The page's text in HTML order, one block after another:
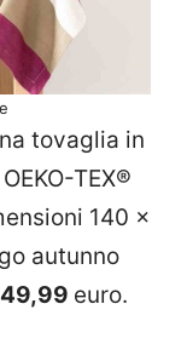
tovaglia in
TEX®
140 x
autunno
49,99 euro.